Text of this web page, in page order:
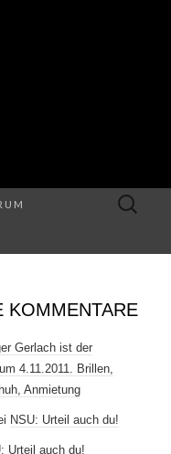
Suche
KOMMENTARE
Gerlach ist der
4.11.2011. Brillen,
Anmietung
NSU: Urteil auch du!
Urteil auch du!